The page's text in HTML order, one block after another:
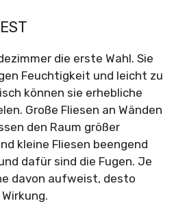
die erste Wahl. Sie
Feuchtigkeit und leicht zu
können sie erhebliche
Große Fliesen an Wänden
den Raum größer
kleine Fliesen beengend
dafür sind die Fugen. Je
davon aufweist, desto